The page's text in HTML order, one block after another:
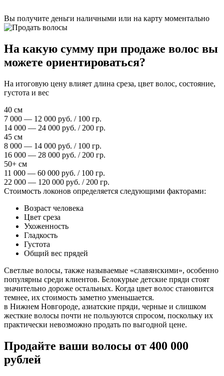
Вы получите деньги наличными или на карту моментально
На какую сумму при продаже волос вы
можете ориентироваться?
На итоговую цену влияет длина среза, цвет волос, состояние,
густота и вес
40 см
7 000 — 12 000 руб. / 100 гр.
14 000 — 24 000 руб. / 200 гр.
45 см
8 000 — 14 000 руб. / 100 гр.
16 000 — 28 000 руб. / 200 гр.
50+ см
11 000 — 60 000 руб. / 100 гр.
22 000 — 120 000 руб. / 200 гр.
Стоимость локонов определяется следующими факторами:
Возраст человека
Цвет среза
Ухоженность
Гладкость
Густота
Общий вес прядей
Светлые волосы, также называемые «славянскими», особенно
популярны среди клиентов. Белокурые детские пряди стоят
значительно дороже остальных. Когда цвет волос становится
темнее, их стоимость заметно уменьшается.
в Нижнем Новгороде, азиатские пряди, черные и слишком
жесткие волосы почти не пользуются спросом, поскольку их
практически невозможно продать по выгодной цене.
Продайте ваши волосы от 400 000
рублей